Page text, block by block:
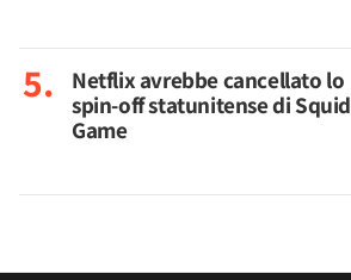
Netflix avrebbe cancellato lo
spin-off statunitense di Squid
Game